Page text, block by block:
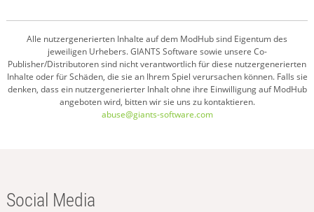
Alle nutzergenerierten Inhalte auf dem ModHub sind Eigentum des
jeweiligen Urhebers. GIANTS Software sowie unsere Co-
Publisher/Distributoren sind nicht verantwortlich für diese nutzergenerierten
Inhalte oder für Schäden, die sie an Ihrem Spiel verursachen können. Falls sie
denken, dass ein nutzergenerierter Inhalt ohne ihre Einwilligung auf ModHub
angeboten wird, bitten wir sie uns zu kontaktieren.
abuse@giants-software.com
Social Media